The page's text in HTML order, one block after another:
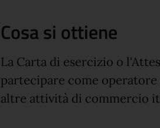
Cosa si ottiene
La Carta di esercizio o
partecipare come
altre attività di commercio